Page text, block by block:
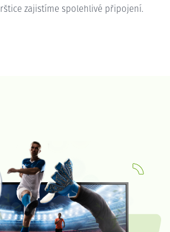
zajistíme spolehlivé připojení.